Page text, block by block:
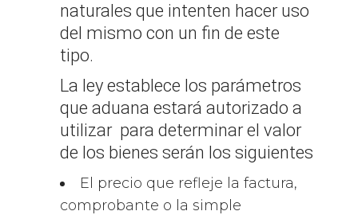
naturales que intenten hacer uso
del mismo con un fin de este
tipo.
La ley establece los parámetros
que aduana estará autorizado a
utilizar para determinar el valor
de los bienes serán los siguientes
El precio que refleje la factura,
comprobante o la simple